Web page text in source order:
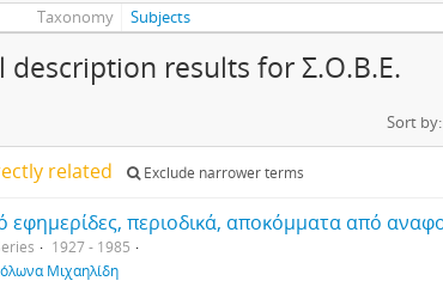
Taxonomy Subjects
description results for Σ.Ο.Β.Ε.
Sort by:
related Exclude narrower terms
1927 - 1985
Μιχαηλίδη